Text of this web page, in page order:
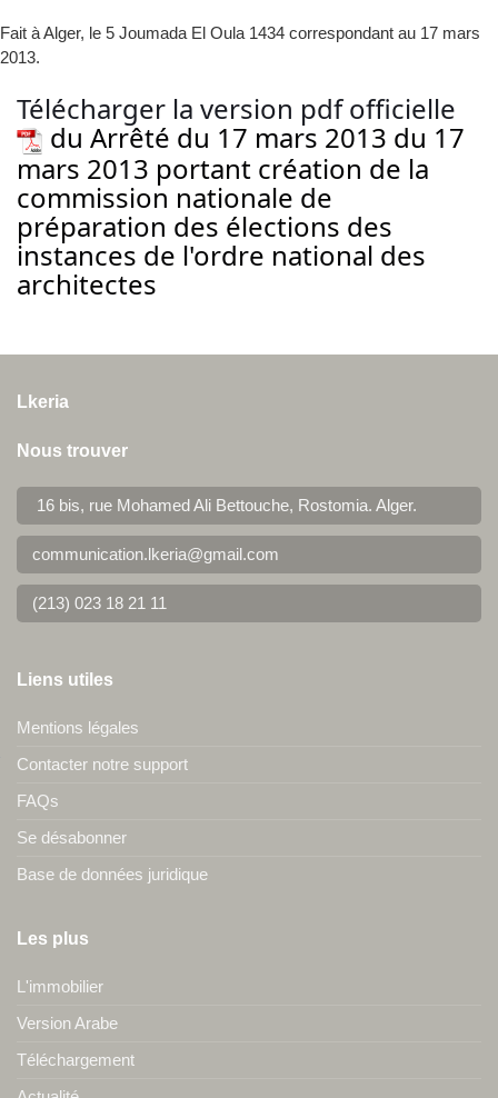
Fait à Alger, le 5 Joumada El Oula 1434 correspondant au 17 mars
2013.
Télécharger la version pdf officielle
du Arrêté du 17 mars 2013 du 17
mars 2013 portant création de la
commission nationale de
préparation des élections des
instances de l'ordre national des
architectes
Lkeria
Nous trouver
16 bis, rue Mohamed Ali Bettouche, Rostomia. Alger.
communication.lkeria@gmail.com
(213) 023 18 21 11
Liens utiles
Mentions légales
Contacter notre support
FAQs
Se désabonner
Base de données juridique
Les plus
L'immobilier
Version Arabe
Téléchargement